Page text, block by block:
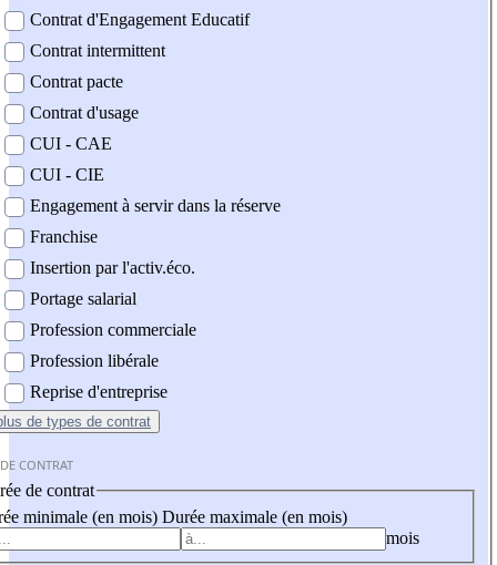
Contrat d'Engagement Educatif
Contrat intermittent
Contrat pacte
Contrat d'usage
CUI - CAE
CUI - CIE
Engagement à servir dans la réserve
Franchise
Insertion par l'activ.éco.
Portage salarial
Profession commerciale
Profession libérale
Reprise d'entreprise
de types de contrat
CONTRAT
de contrat
minimale (en mois) Durée maximale (en mois)
mois